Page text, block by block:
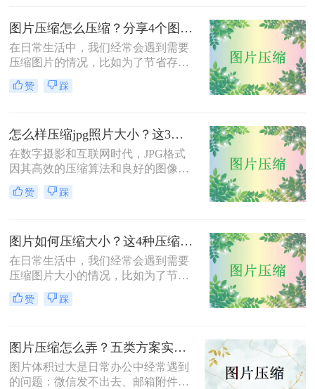
图片压缩到200K以下的有效方法，帮
助您轻松完成图片压缩，同时保持较
高的图片质量。
图片压缩怎么压缩？分享4个图片压缩方法！
在日常生活中，我们经常会遇到需要
压缩图片的情况，比如为了节省存储
空间、加快网页加载速度或减少文件
传输时间。那么图片压缩怎么压缩
时保持较高的图片质量。
赞 踩
怎么样压缩jpg照片大小？这3种图片压缩方法一定要会！
在数字摄影和互联网时代，JPG格式
因其高效的压缩算法和良好的图像质
量而广受欢迎。然而，有时JPG照片
的大小可能过大，不便于分享、上传
小的方法，旨在帮助用户根据实际需
求选择合适的压缩方式。
赞 踩
图片如何压缩大小？这4种压缩方法请务必学会！
在日常生活中，我们经常会遇到需要
压缩图片大小的情况，比如为了节省
存储空间、加快网页加载速度或减少
文件传输时间。那么图片如何压缩大
缩，同时保持较高的图片质量。
赞 踩
图片压缩怎么弄？五类方案实测对比，一张表看懂怎么选！
图片体积过大是日常办公中经常遇到
的问题：微信发不出去、邮箱附件超